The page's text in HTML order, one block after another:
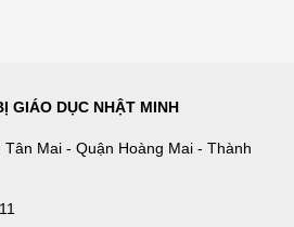
GIÁO DỤC NHẬT MINH
Mai - Quận Hoàng Mai - Thành